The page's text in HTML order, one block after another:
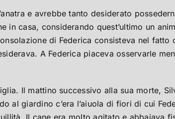
e avrebbe tanto desiderato
casa, considerando quest’ultimo un
di Federica consisteva nel
A Federica piaceva osservarle
Il mattino successivo alla sua morte,
giardino c’era l’aiuola di fiori di cui